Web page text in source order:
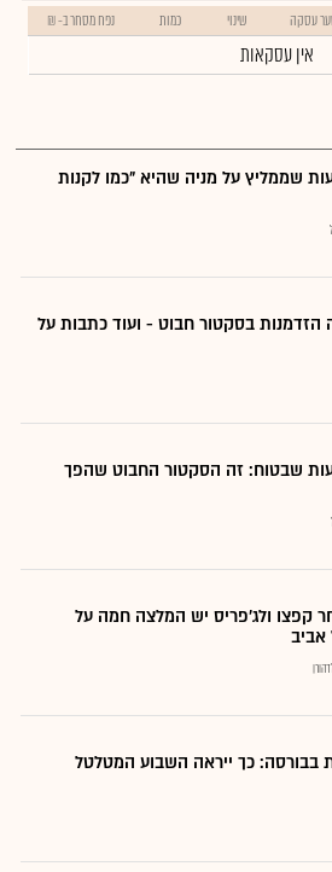
עסקה שינוי כמות נפח מסחר ב- ₪
אין עסקאות
שממליץ על מניה שהיא "כמו לקנות
הזדמנות בסקטור חבוט - ועוד כתבות על
שבטוח: זה הסקטור החבוט שהפך
קפצו ולג'פריס יש המלצה חמה על
בבורסה: כך ייראה השבוע המטלטל